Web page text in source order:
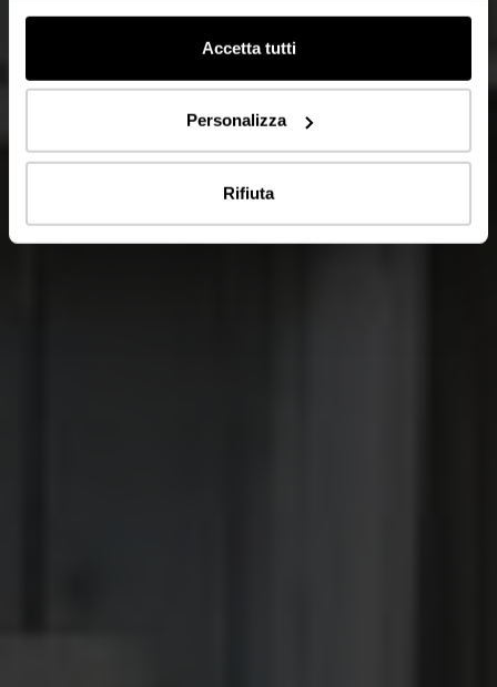
Accetta tutti
Personalizza
Rifiuta